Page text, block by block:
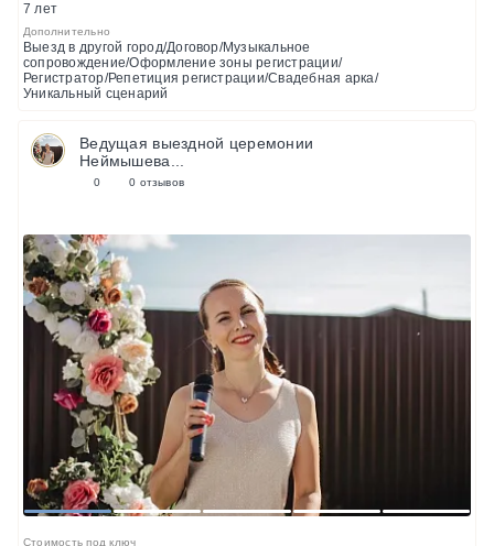
7 лет
Дополнительно
Выезд в другой город/Договор/Музыкальное
сопровождение/Оформление зоны регистрации/
Регистратор/Репетиция регистрации/Свадебная арка/
Уникальный сценарий
Ведущая выездной церемонии
Неймышева...
0 0 отзывов
1 2 3 4 5
Стоимость под ключ